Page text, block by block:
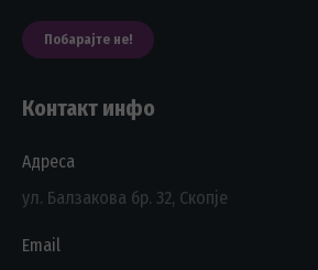
Побарајте не!
Контакт инфо
Адреса
ул. Балзакова бр. 32, Скопје
Email